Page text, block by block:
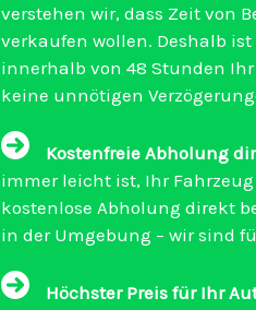
verstehen wir, dass Zeit von
verkaufen wollen. Deshalb ist
innerhalb von 48 Stunden
keine unnötigen
Kostenfreie Abholung
immer leicht ist, Ihr
kostenlose Abholung direkt
in der Umgebung – wir sind
Höchster Preis für Ihr